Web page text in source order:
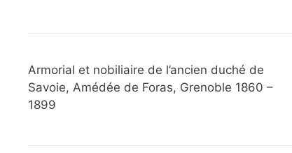
Armorial et nobiliaire de l’ancien duché de
Savoie, Amédée de Foras, Grenoble 1860 –
1899